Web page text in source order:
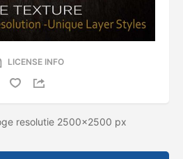
LICENSE INFO
resolutie 2500x2500 px